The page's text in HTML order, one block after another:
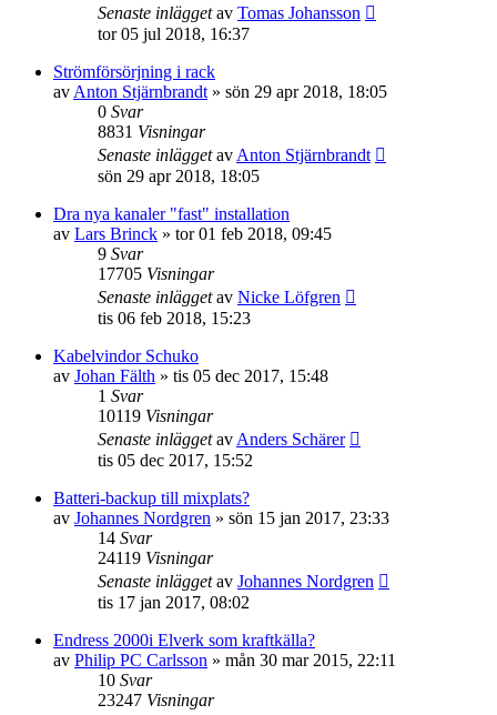
Senaste inläggetav Tomas Johansson
tor 05 jul 2018, 16:37
Strömförsörjning i rack
av Anton Stjärnbrandt » sön 29 apr 2018, 18:05
0 Svar
8831 Visningar
Senaste inläggetav Anton Stjärnbrandt
sön 29 apr 2018, 18:05
Dra nya kanaler "fast" installation
av Lars Brinck » tor 01 feb 2018, 09:45
9 Svar
17705 Visningar
Senaste inläggetav Nicke Löfgren
tis 06 feb 2018, 15:23
Kabelvindor Schuko
av Johan Fälth » tis 05 dec 2017, 15:48
1 Svar
10119 Visningar
Senaste inläggetav Anders Schärer
tis 05 dec 2017, 15:52
Batteri-backup till mixplats?
av Johannes Nordgren » sön 15 jan 2017, 23:33
14 Svar
24119 Visningar
Senaste inläggetav Johannes Nordgren
tis 17 jan 2017, 08:02
Endress 2000i Elverk som kraftkälla?
av Philip PC Carlsson » mån 30 mar 2015, 22:11
10 Svar
23247 Visningar